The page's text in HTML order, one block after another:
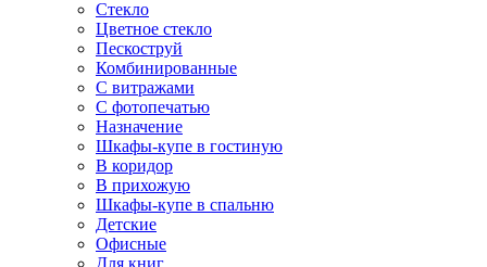
Стекло
Цветное стекло
Пескоструй
Комбинированные
С витражами
С фотопечатью
Назначение
Шкафы-купе в гостиную
В коридор
В прихожую
Шкафы-купе в спальню
Детские
Офисные
Для книг